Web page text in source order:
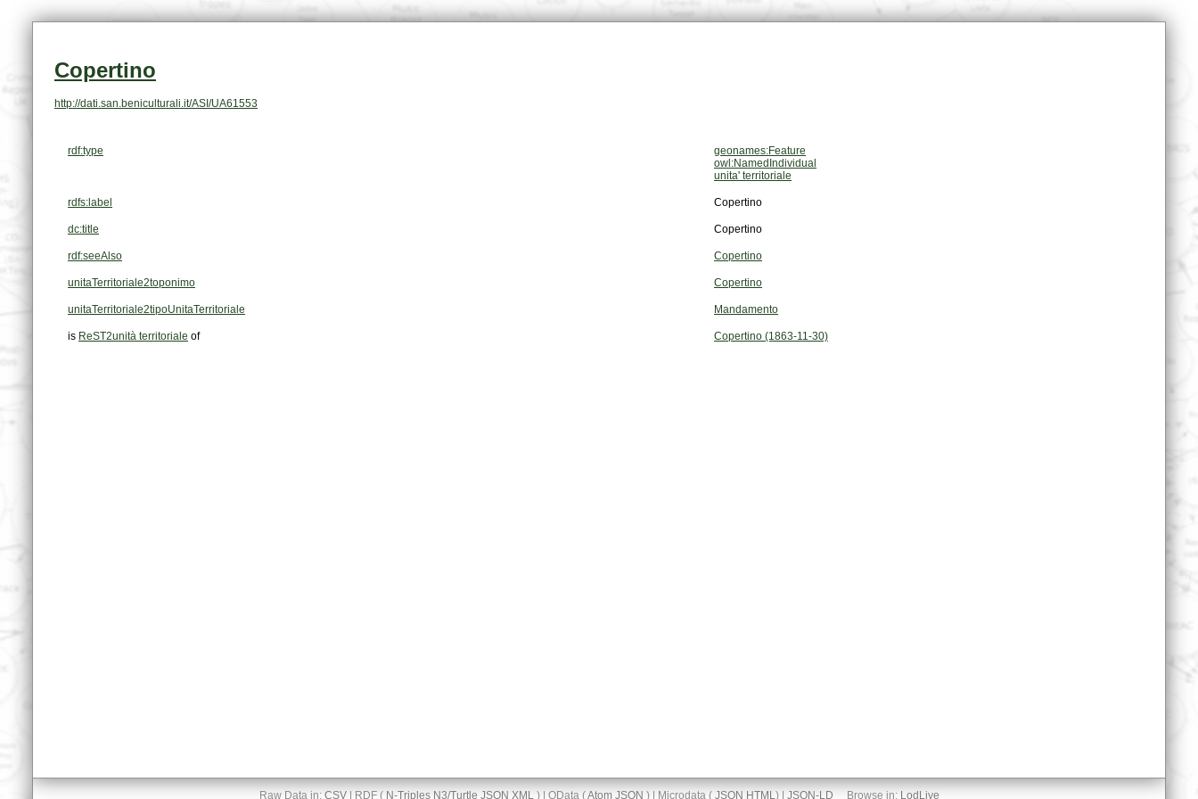
Copertino
http://dati.san.beniculturali.it/ASI/UA61553
rdf:type
geonames:Feature
owl:NamedIndividual
unita' territoriale
rdfs:label Copertino
dc:title Copertino
rdf:seeAlso Copertino
unitaTerritoriale2toponimo Copertino
unitaTerritoriale2tipoUnitaTerritoriale Mandamento
is ReST2unità territoriale of Copertino (1863-11-30)
Raw Data in: CSV| RDF ( N-Triples N3/Turtle JSON XML) | OData (Atom JSON ) | Microdata ( JSON HTML) | JSON-LD Browse in: LodLive